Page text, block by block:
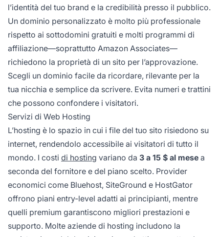
l’identità del tuo brand e la credibilità presso il pubblico.
Un dominio personalizzato è molto più professionale
rispetto ai sottodomini gratuiti e molti programmi di
affiliazione—soprattutto Amazon Associates—
richiedono la proprietà di un sito per l’approvazione.
Scegli un dominio facile da ricordare, rilevante per la
tua nicchia e semplice da scrivere. Evita numeri e trattini
che possono confondere i visitatori.
Servizi di Web Hosting
L’hosting è lo spazio in cui i file del tuo sito risiedono su
internet, rendendolo accessibile ai visitatori di tutto il
mondo. I costi di hosting variano da 3 a 15 $ al mese a
seconda del fornitore e del piano scelto. Provider
economici come Bluehost, SiteGround e HostGator
offrono piani entry-level adatti ai principianti, mentre
quelli premium garantiscono migliori prestazioni e
supporto. Molte aziende di hosting includono la